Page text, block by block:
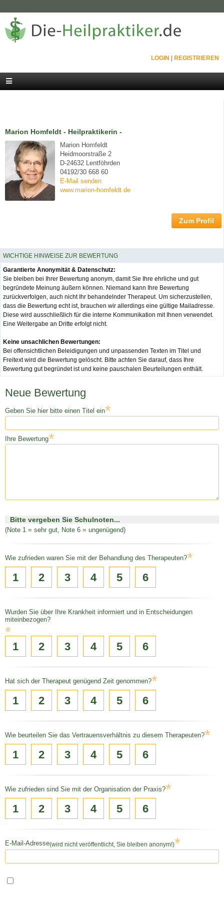
LOGIN REGISTRIEREN
Marion Homfeldt - Heilpraktikerin -
Marion Homfeldt
Heidmoorstraße 2
D-24632 Lentföhrden
04192/30 668 60
E-Mail senden
www.marion-homfeldt.de
Zum Profil
WICHTIGE HINWEISE ZUR BEWERTUNG
Garantierte Anonymität & Datenschutz:
Sie bleiben bei Ihrer Bewertung anonym, damit Sie Ihre ehrliche und gut
begründete Meinung äußern können. Niemand kann Ihre Bewertung
zurückverfolgen, auch nicht Ihr behandelnder Therapeut. Um sicherzustellen,
dass die Bewertung echt ist, brauchen wir allerdings eine gültige Mailadresse.
Diese wird ausschließlich für die interne Kommunikation mit Ihnen verwendet.
Eine Weitergabe an Dritte erfolgt nicht.
Keine unsachlichen Bewertungen:
Bei offensichtlichen Beleidigungen und unpassenden Texten im Titel und
Freitext wird die Bewertung gelöscht. Bitte achten Sie darauf, dass Ihre
Bewertung gut begründet ist und keine pauschalen Beurteilungen enthält.
Neue Bewertung
Geben Sie hier bitte einen Titel ein*
Ihre Bewertung*
Bitte vergeben Sie Schulnoten...
(Note 1 = sehr gut, Note 6 = ungenügend)
Wie zufrieden waren Sie mit der Behandlung des Therapeuten?*
1 2 3 4 5 6
Wurden Sie über Ihre Krankheit informiert und in Entscheidungen
miteinbezogen?
*
1 2 3 4 5 6
Hat sich der Therapeut genügend Zeit genommen?*
1 2 3 4 5 6
Wie beurteilen Sie das Vertrauensverhältnis zu diesem Therapeuten?*
1 2 3 4 5 6
Wie zufrieden sind Sie mit der Organisation der Praxis?*
1 2 3 4 5 6
E-Mail-Adresse(wird nicht veröffentlicht, Sie bleiben anonym!)*